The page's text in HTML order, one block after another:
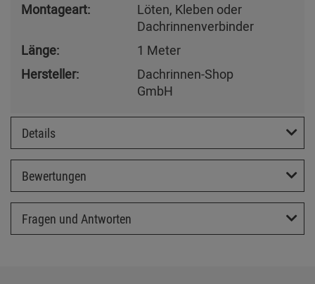
Montageart:
Löten, Kleben oder
Dachrinnenverbinder
Länge:
1 Meter
Hersteller:
Dachrinnen-Shop
GmbH
Details
Bewertungen
Fragen und Antworten